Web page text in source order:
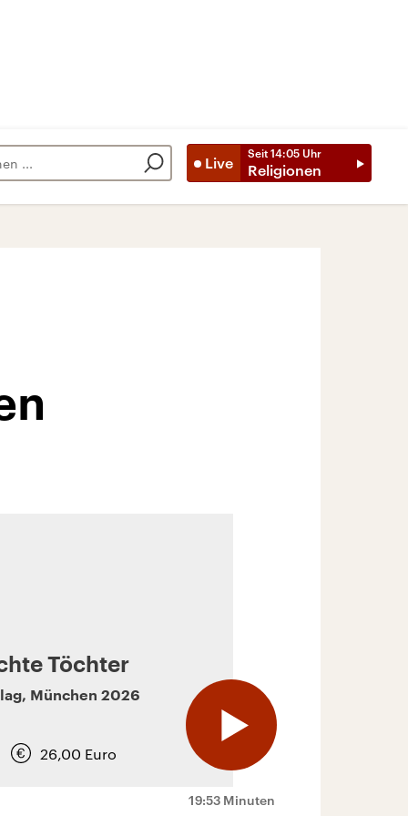
Live
Seit 14:05 Uhr
Religionen
19:53 Minuten
Töchter
, München 2026
26,00 Euro